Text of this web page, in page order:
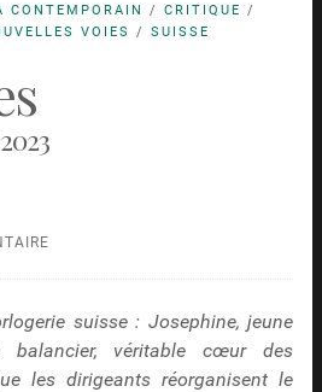
CONTEMPORAIN / CRITIQUE /
VOIES / SUISSE
suisse : Josephine, jeune
balancier, véritable cœur des
les dirigeants réorganisent le